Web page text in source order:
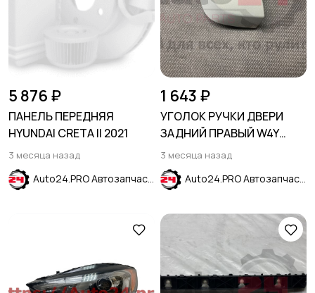
5 876 ₽
ПАНЕЛЬ ПЕРЕДНЯЯ
HYUNDAI CRETA II 2021
3 месяца назад
Auto24.PRO Автозапчасти
1 643 ₽
УГОЛОК РУЧКИ ДВЕРИ
ЗАДНИЙ ПРАВЫЙ W4Y
бежевый HYUNDAI CRETA
2016-2021
3 месяца назад
Auto24.PRO Автозапчасти